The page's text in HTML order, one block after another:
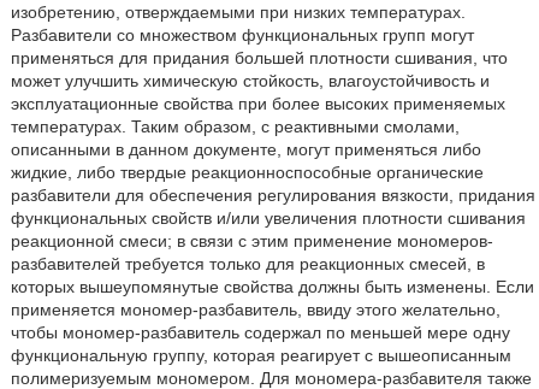
изобретению, отверждаемыми при низких температурах.
Разбавители со множеством функциональных групп могут
применяться для придания большей плотности сшивания, что
может улучшить химическую стойкость, влагоустойчивость и
эксплуатационные свойства при более высоких применяемых
температурах. Таким образом, с реактивными смолами,
описанными в данном документе, могут применяться либо
жидкие, либо твердые реакционноспособные органические
разбавители для обеспечения регулирования вязкости, придания
функциональных свойств и/или увеличения плотности сшивания
реакционной смеси; в связи с этим применение мономеров-
разбавителей требуется только для реакционных смесей, в
которых вышеупомянутые свойства должны быть изменены. Если
применяется мономер-разбавитель, ввиду этого желательно,
чтобы мономер-разбавитель содержал по меньшей мере одну
функциональную группу, которая реагирует с вышеописанным
полимеризуемым мономером. Для мономера-разбавителя также